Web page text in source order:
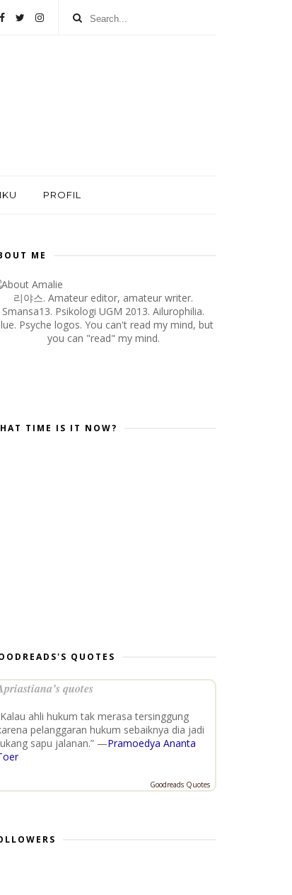
PROFIL
ME
리야스. Amateur editor, amateur writer.
Smansa13. Psikologi UGM 2013. Ailurophilia.
Psyche logos. You can't read my mind, but
you can "read" my mind.
TIME IS IT NOW?
QUOTES
quotes
ahli hukum tak merasa tersinggung
pelanggaran hukum sebaiknya dia jadi
sapu jalanan.” —Pramoedya Ananta
Goodreads Quotes